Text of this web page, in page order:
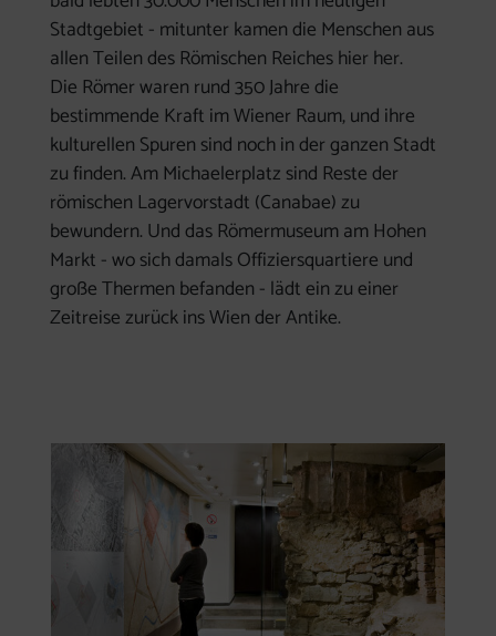
Stadtgebiet - mitunter kamen die Menschen aus
allen Teilen des Römischen Reiches hier her.
Die Römer waren rund 350 Jahre die
bestimmende Kraft im Wiener Raum, und ihre
kulturellen Spuren sind noch in der ganzen Stadt
zu finden. Am Michaelerplatz sind Reste der
römischen Lagervorstadt (Canabae) zu
bewundern. Und das Römermuseum am Hohen
Markt - wo sich damals Offiziersquartiere und
große Thermen befanden - lädt ein zu einer
Zeitreise zurück ins Wien der Antike.